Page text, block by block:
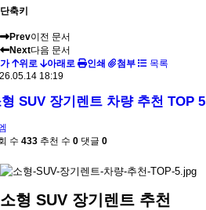
단축키
Prev이전 문서
Next다음 문서
가
위로 아래로 인쇄 첨부
목록
18:19
SUV 장기렌트 차량 추천 TOP 5
수 433 추천 수 0 댓글 0
소형 SUV 장기렌트 추천